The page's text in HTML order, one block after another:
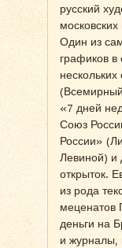
русский
Один из
графиков в
«7 дней
Союз
России»
Левиной) и
открыток.
из рода
меценатов
деньги на
и журналы,